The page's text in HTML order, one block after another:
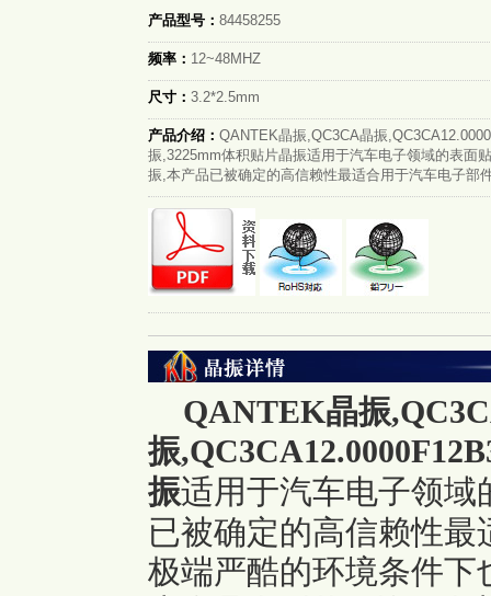
产品型号： 84458255
频率： 12~48MHZ
尺寸： 3.2*2.5mm
产品介绍： QANTEK晶振,QC3CA晶振
振,3225mm体积贴片晶振适用于汽车电子领域的表面
振,本产品已被确定的高信赖性最适合用于汽车电子部
QANTEK晶振
振
振适用于汽车电子领域
已被确定的高信赖性
极端严酷的环境条件